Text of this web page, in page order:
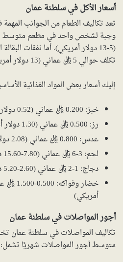
أسعار الأكل في سلطنة عمان
تعد تكاليف الطعام من الجوانب
(5-13 دولار أمريكي). أما نفقات
تكلف حوالي 5 ريال عماني (13 دولار أمريكي).
إليك أسعار بعض المواد الغذائية
خبز: 0.200 ريال عماني (0.52 دولار أمريكي)
رز: 0.500 ريال عماني (1.30 دولار أمريكي)
عدس: 0.800 ريال عماني (2.08 دولار أمريكي)
لحم: 3-6 ريال عماني (7.80-15.60 دولار أمريكي)
دجاج: 1-2 ريال عماني (2.60-5.20 دولار أمريكي)
أمريكي)
أجور المواصلات في سلطنة عمان
تكاليف المواصلات في سلطنة عمان
متوسط أجور المواصلات شهريًا تشمل: